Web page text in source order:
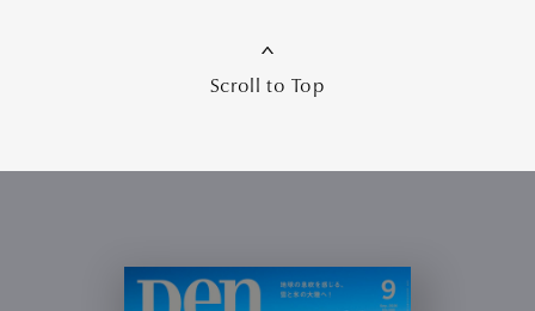
Scroll to Top